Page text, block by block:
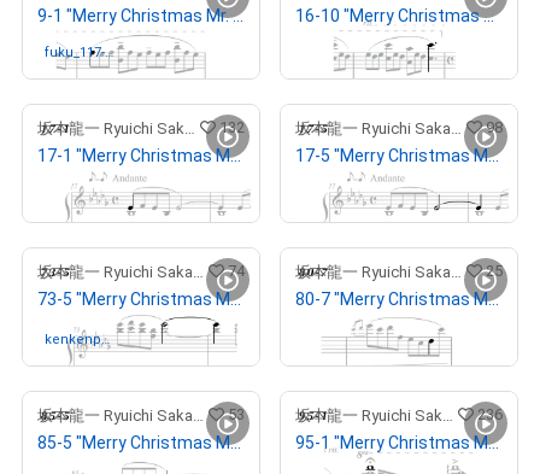
9-1 "Merry Christmas Mr. Lawrence" Ryuichi Sakamoto 坂本 龍一
fuku_117-
inori1987
さんが保有中
16-10 "Merry Christmas Mr. Lawrence" Ryuichi Sakamoto 坂本 龍一
出庫済
坂本龍一 Ryuichi Sakamoto 132
17-1 "Merry Christmas Mr. Lawrence" Ryuichi Sakamoto 坂本 龍一
出庫済
坂本龍一 Ryuichi Sakamoto 98
17-5 "Merry Christmas Mr. Lawrence" Ryuichi Sakamoto 坂本 龍一
3,000,000
坂本龍一 Ryuichi Sakamoto 74
73-5 "Merry Christmas Mr. Lawrence" Ryuichi Sakamoto 坂本 龍一
kenkenpa
3411
さんが保有中
坂本龍一 Ryuichi Sakamoto 25
80-7 "Merry Christmas Mr. Lawrence" Ryuichi Sakamoto 坂本 龍一
270,000
坂本龍一 Ryuichi Sakamoto 53
85-5 "Merry Christmas Mr. Lawrence" Ryuichi Sakamoto 坂本 龍一
坂本龍一 Ryuichi Sakamoto 236
95-1 "Merry Christmas Mr. Lawrence" Ryuichi Sakamoto 坂本 龍一